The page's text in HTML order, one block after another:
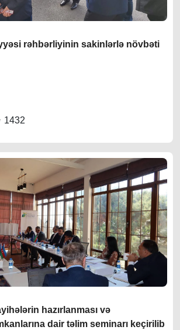
rəhbərliyinin sakinlərlə növbəti
1432
hazırlanması və
dair təlim seminarı keçirilib